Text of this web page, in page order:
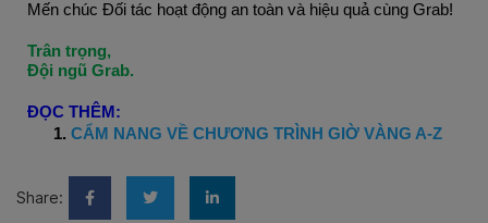
Mến chúc Đối tác hoạt động an toàn và hiệu quả cùng Grab!
Trân trọng,
Đội ngũ Grab.
ĐỌC THÊM:
CẨM NANG VỀ CHƯƠNG TRÌNH GIỜ VÀNG A-Z
Share: